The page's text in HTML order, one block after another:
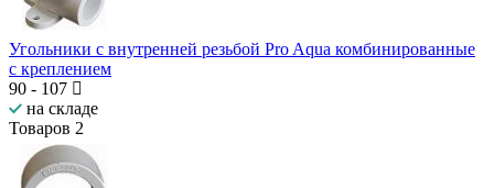
Угольники с внутренней резьбой Pro Aqua комбинированные
с креплением
90 - 107
на складе
Товаров 2